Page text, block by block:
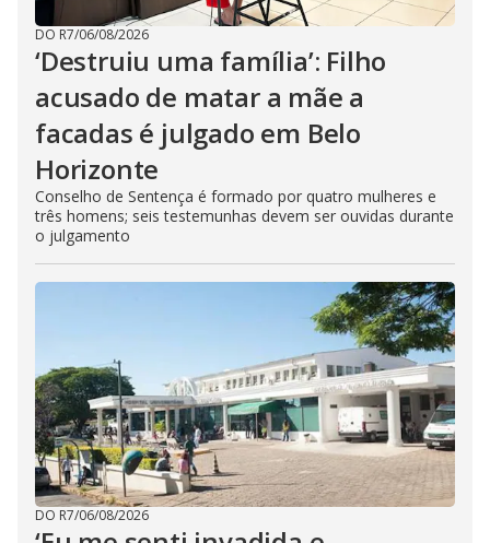
DO R7/06/08/2026
‘Destruiu uma família’: Filho
acusado de matar a mãe a
facadas é julgado em Belo
Horizonte
Conselho de Sentença é formado por quatro mulheres e
três homens; seis testemunhas devem ser ouvidas durante
o julgamento
DO R7/06/08/2026